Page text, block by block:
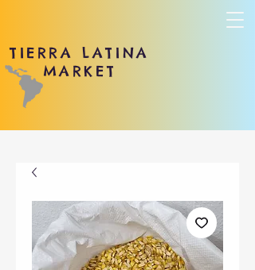
TIERRA LATINA
MARKET